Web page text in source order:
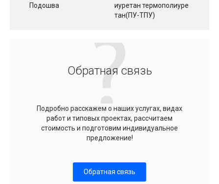
Подошва
иуретан термополиуре
тан(ПУ-ТПУ)
Обратная связь
Подробно расскажем о наших услугах, видах
работ и типовых проектах, рассчитаем
стоимость и подготовим индивидуальное
предложение!
Обратная связь